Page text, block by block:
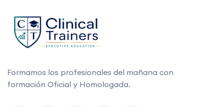
Formamos los profesionales del mañana con
formación Oficial y Homologada.